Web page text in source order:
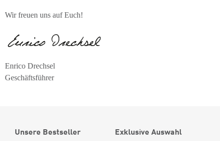
Wir freuen uns auf Euch!
Enrico Drechsel
Geschäftsführer
Unsere Bestseller Exklusive Auswahl